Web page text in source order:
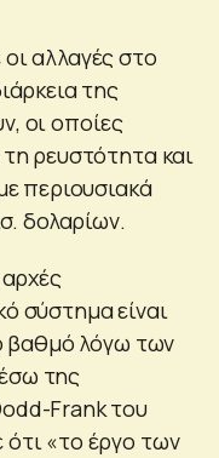
αλλαγές στο
της
οι οποίες
ρευστότητα και
περιουσιακά
δολαρίων.
σύστημα είναι
βαθμό λόγω των
της
Frank του
«το έργο των